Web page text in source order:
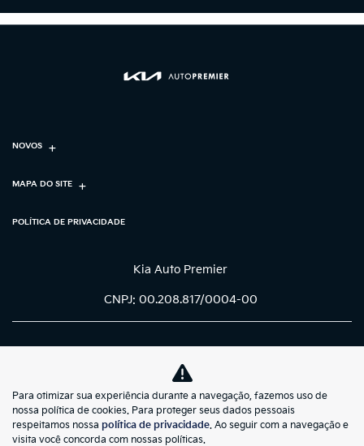
NOVOS
MAPA DO SITE
POLÍTICA DE PRIVACIDADE
Kia Auto Premier
CNPJ: 00.208.817/0004-00
No trânsito, enxergar o outro
salva vidas.
Para otimizar sua experiência durante a navegação, fazemos uso de
nossa política de cookies. Para proteger seus dados pessoais
respeitamos nossa política de privacidade. Ao seguir com a navegação e
visita você concorda com nossas políticas.